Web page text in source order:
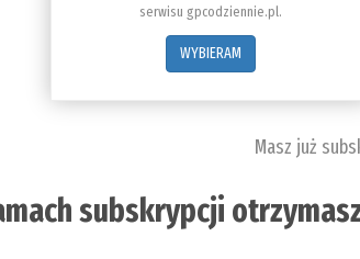
serwisu gpcodziennie.pl.
WYBIERAM
Masz już
subskrypcji